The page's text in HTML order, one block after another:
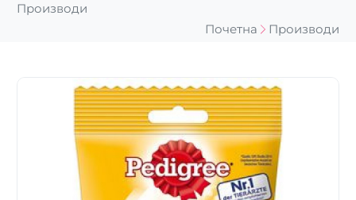
Производи
Почетна
Производи